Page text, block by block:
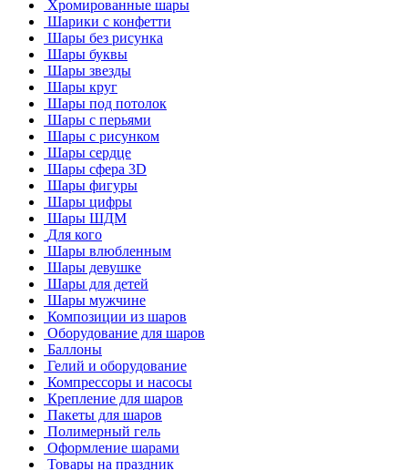
Хромированные шары
Шарики с конфетти
Шары без рисунка
Шары буквы
Шары звезды
Шары круг
Шары под потолок
Шары с перьями
Шары с рисунком
Шары сердце
Шары сфера 3D
Шары фигуры
Шары цифры
Шары ШДМ
Для кого
Шары влюбленным
Шары девушке
Шары для детей
Шары мужчине
Композиции из шаров
Оборудование для шаров
Баллоны
Гелий и оборудование
Компрессоры и насосы
Крепление для шаров
Пакеты для шаров
Полимерный гель
Оформление шарами
Товары на праздник